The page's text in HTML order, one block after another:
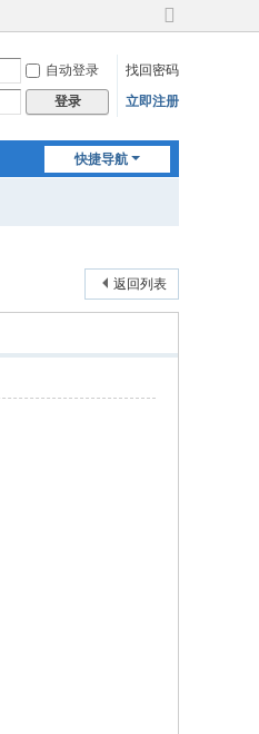
切
到
宽
自动登录
找回密码
登录 立即注册
快捷导航
返回列表